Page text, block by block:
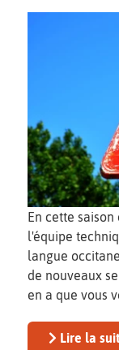
En cette
l'équipe
langue
de nouveaux
en a que vous
Lire la